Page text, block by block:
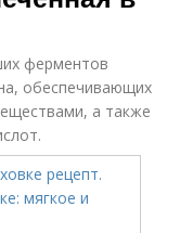
ферментов
обеспечивающих
а также